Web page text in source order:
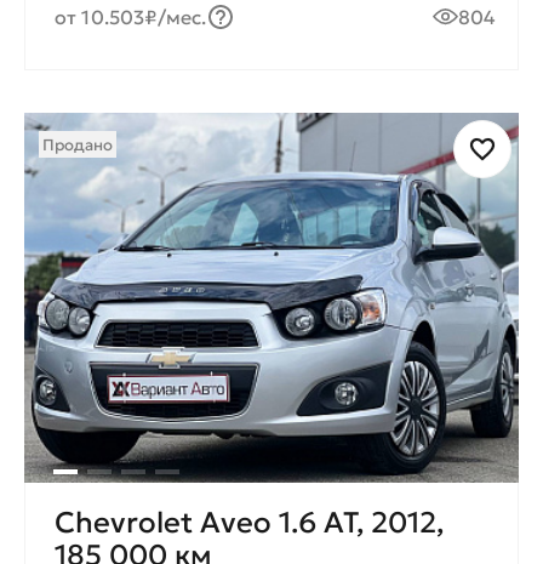
от 10.503₽/мес. 804
Продано
Chevrolet Aveo 1.6 AT, 2012,
185 000 км